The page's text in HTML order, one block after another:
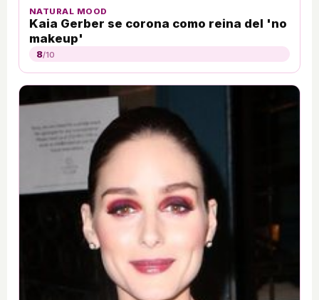
NATURAL MOOD
Kaia Gerber se corona como reina del 'no
makeup'
8/10